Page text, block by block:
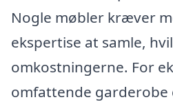
Nogle møbler kræver
ekspertise at samle,
omkostningerne. For
omfattende garderobe